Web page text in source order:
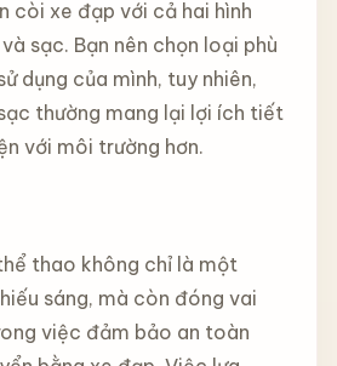
còi xe đạp với cả hai hình
sạc. Bạn nên chọn loại phù
dụng của mình, tuy nhiên,
thường mang lại lợi ích tiết
với môi trường hơn.
thao không chỉ là một
sáng, mà còn đóng vai
việc đảm bảo an toàn